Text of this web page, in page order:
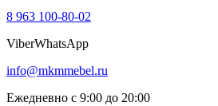
8 963 100-80-02
ViberWhatsApp
info@mkmmebel.ru
Ежедневно с 9:00 до 20:00